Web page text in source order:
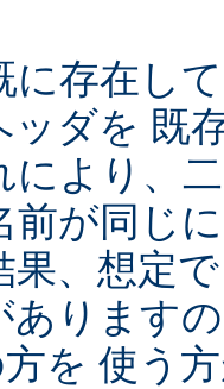
に存在し
ッダを 既
により、
前が同じ
果、想定
あります
を 使う